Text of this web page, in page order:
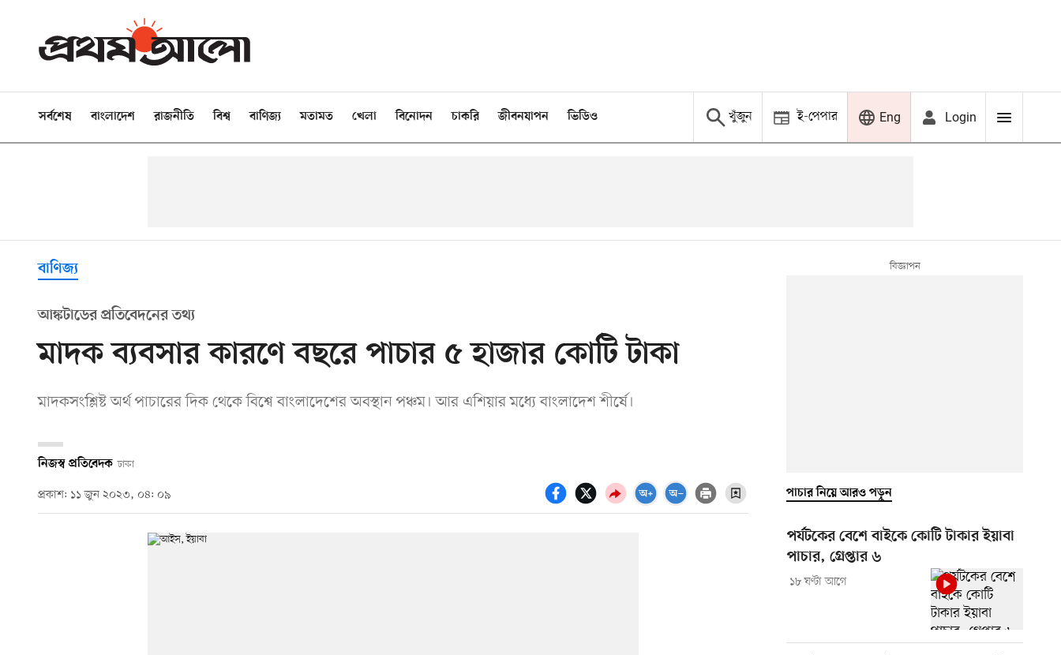
সর্বশেষ বাংলাদেশ রাজনীতি বিশ্ব বাণিজ্য মতামত খেলা বিনোদন চাকরি জীবনযাপন ভিডিও খুঁজুন ই-পেপার Eng Login
বাণিজ্য
আঙ্কটাডের প্রতিবেদনের তথ্য
মাদক ব্যবসার কারণে বছরে পাচার ৫ হাজার কোটি টাকা
মাদকসংশ্লিষ্ট অর্থ পাচারের দিক থেকে বিশ্বে বাংলাদেশের অবস্থান পঞ্চম। আর এশিয়ার মধ্যে বাংলাদেশ শীর্ষে।
নিজস্ব প্রতিবেদক ঢাকা
প্রকাশ: ১১ জুন ২০২৩, ০৪: ০৯ পাচার নিয়ে আরও পড়ুন
পর্যটকের বেশে বাইকে কোটি টাকার ইয়াবা
পাচার, গ্রেপ্তার ৬
১৮ ঘণ্টা আগে